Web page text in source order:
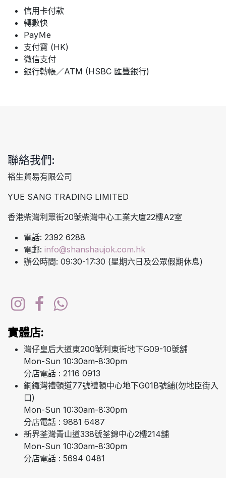
信用卡付款
轉數快
PayＭe
支付寶 (HK)
微信支付
銀行轉帳／ATM (HSBC 匯豐銀行)
聯絡我們:
裕生貿易有限公司
YUE SANG TRADING LIMITED
香港柴灣利眾街20號柴灣中心工業大廈22樓A2室
電話: 2392 6288
電郵: info@shanshaujok.com.hk
辦公時間: 09:30-17:30 (星期六日及公眾假期休息)
實體店:
灣仔皇后大道東200號利東街地下G09-10號舖
Mon-Sun 10:30am-8:30pm
分店電話 : 2116 0913
銅鑼灣禮頓道77號禮頓中心地下G01B號舖(勿地臣街入
口)
Mon-Sun 10:30am-8:30pm
分店電話 : 9881 6487
新界荃灣青山道338號荃錦中心2樓214舖
Mon-Sun 10:30am-8:30pm
分店電話 : 5694 0481